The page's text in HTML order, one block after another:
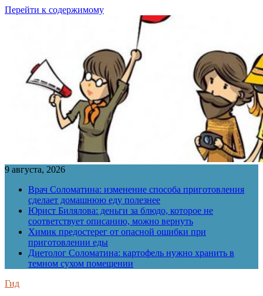
Перейти к содержимому
9 августа, 2026
Врач Соломатина: изменение способа приготовления
сделает домашнюю еду полезнее
Юрист Билялова: деньги за блюдо, которое не
соответствует описанию, можно вернуть
Химик предостерег от опасной ошибки при
приготовлении еды
Диетолог Соломатина: картофель нужно хранить в
темном сухом помещении
Гид